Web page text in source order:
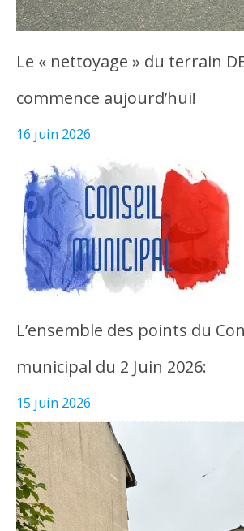
Le « nettoyage » du terrain
commence aujourd’hui!
16 juin 2026
L’ensemble des points du
municipal du 2 Juin 2026:
15 juin 2026